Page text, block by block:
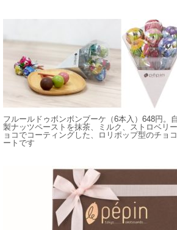
フルールドゥボンボンブーケ（6本入）648円。
製ナッツペーストを抹茶、ミルク、ストロベリ
ョコでコーティングした、ロリポップ型のチョ
ートです